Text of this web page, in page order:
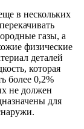
в нескольких
газы, а
физические
деталей
которая
более 0,2%
не должен
для